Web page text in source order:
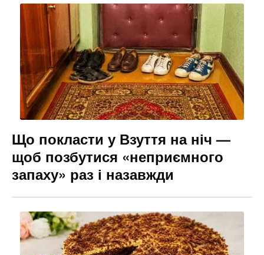
Що покласти у Взуття на ніч —
щоб позбутися «неприємного
запаху» раз і назавжди